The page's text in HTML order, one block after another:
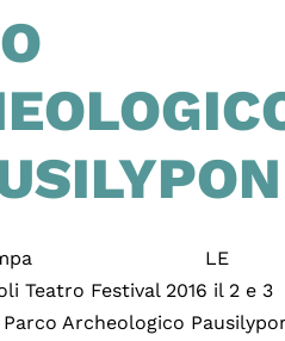
stampa LE
Teatro Festival 2016 il 2 e 3
Archeologico